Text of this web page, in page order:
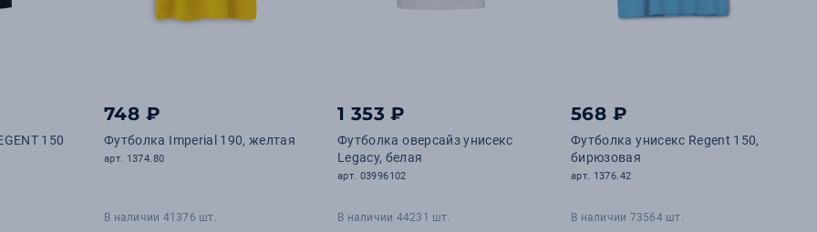
150
748 ₽
Футболка Imperial 190, желтая
арт. 1374.80
В наличии 41376 шт.
1 353 ₽
Футболка оверсайз унисекс
Legacy, белая
арт. 03996102
В наличии 44231 шт.
568 ₽
Футболка унисекс Regent 150,
бирюзовая
арт. 1376.42
В наличии 73564 шт.